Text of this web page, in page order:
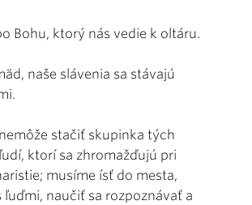
Bohu, ktorý nás vedie k oltáru.
naše slávenia sa stávajú
stačiť skupinka tých
ktorí sa zhromažďujú pri
musíme ísť do mesta,
ľuďmi, naučiť sa rozpoznávať a